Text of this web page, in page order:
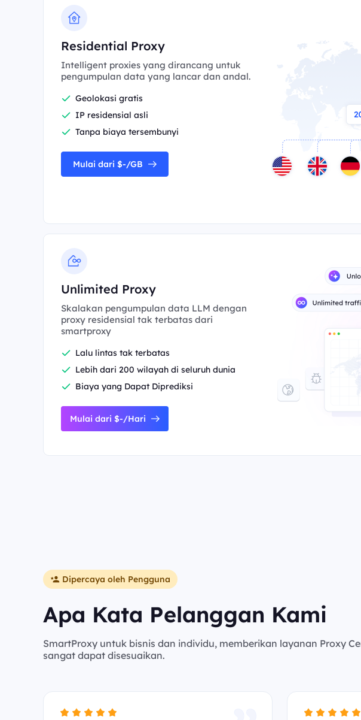
Residential Proxy
Intelligent proxies yang dirancang untuk
pengumpulan data yang lancar dan andal.
Geolokasi gratis
IP residensial asli
Tanpa biaya tersembunyi
Mulai dari $-/GB
Unlimited Proxy
Skalakan pengumpulan data LLM dengan
proxy residensial tak terbatas dari
smartproxy
Lalu lintas tak terbatas
Lebih dari 200 wilayah di seluruh dunia
Biaya yang Dapat Diprediksi
Mulai dari $-/Hari
Dipercaya oleh Pengguna
Apa Kata Pelanggan Kami
SmartProxy untuk bisnis dan individu, memberikan layanan Proxy
sangat dapat disesuaikan.